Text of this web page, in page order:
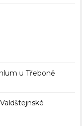
u Třeboně